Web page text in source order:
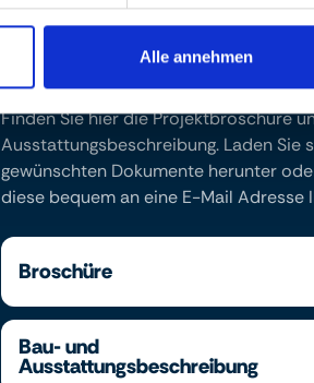
Alle annehmen
Downloads
Finden Sie hier die Projektbroschüre
Ausstattungsbeschreibung. Laden Sie
gewünschten Dokumente herunter
diese bequem an eine E-Mail Adresse
Broschüre
Bau- und
Ausstattungsbeschreibung